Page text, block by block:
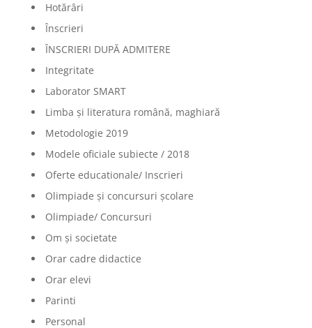
Hotărâri
Înscrieri
ÎNSCRIERI DUPĂ ADMITERE
Integritate
Laborator SMART
Limba şi literatura română, maghiară
Metodologie 2019
Modele oficiale subiecte / 2018
Oferte educationale/ Inscrieri
Olimpiade şi concursuri şcolare
Olimpiade/ Concursuri
Om și societate
Orar cadre didactice
Orar elevi
Parinti
Personal